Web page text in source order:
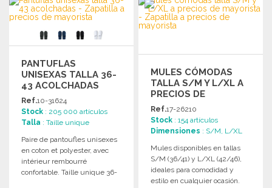
PANTUFLAS
UNISEXAS TALLA 36-
43 ACOLCHADAS
Ref.10-31624
Stock : 205 000 artículos
Talla : Taille unique
Paire de pantoufles unisexes
en coton et polyester, avec
intérieur rembourré
confortable. Taille unique 36-
MULES CÓMODAS
TALLA S/M Y L/XL A
PRECIOS DE
MAYORISTA
Ref.17-26210
Stock : 154 artículos
Dimensiones : S/M, L/XL
Mules disponibles en tallas
S/M (36/41) y L/XL (42/46),
ideales para comodidad y
estilo en cualquier ocasión.